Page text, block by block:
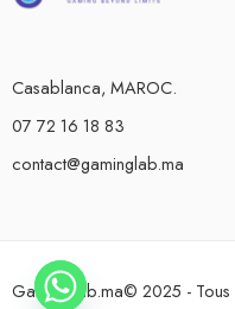
Casablanca, MAROC.
07 72 16 18 83
contact@gaminglab.ma
GamingLab.ma© 2025 - Tous